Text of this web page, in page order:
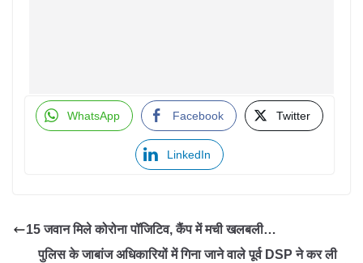
WhatsApp Facebook Twitter
LinkedIn
15 जवान मिले कोरोना पॉजिटिव, कैंप में मची खलबली…
पुलिस के जाबांज अधिकारियों में गिना जाने वाले पूर्व DSP ने कर ली